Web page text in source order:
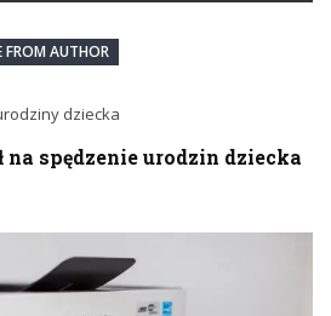
FROM AUTHOR
spędzenie urodzin dziecka